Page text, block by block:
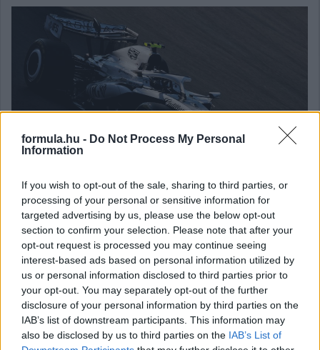
formula.hu - Do Not Process My Personal
Information
If you wish to opt-out of the sale, sharing to third parties, or
processing of your personal or sensitive information for
targeted advertising by us, please use the below opt-out
section to confirm your selection. Please note that after your
opt-out request is processed you may continue seeing
interest-based ads based on personal information utilized by
us or personal information disclosed to third parties prior to
your opt-out. You may separately opt-out of the further
disclosure of your personal information by third parties on the
IAB’s list of downstream participants. This information may
also be disclosed by us to third parties on the IAB’s List of
Gellérfi Gergő
5 napja
Marko szerint a szurkolók nem tudják, mi
történik valójában
A Red Bull korábbi tanácsadója, Helmut Marko szerint ugyan